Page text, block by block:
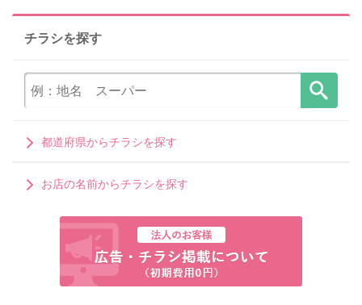
チラシを探す
都道府県からチラシを探す
お店の名前からチラシを探す